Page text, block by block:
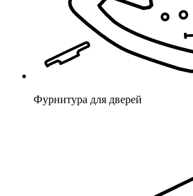
Фурнитура для дверей